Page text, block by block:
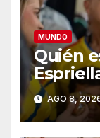
MUNDO
Quién
asumió
AGO 8,